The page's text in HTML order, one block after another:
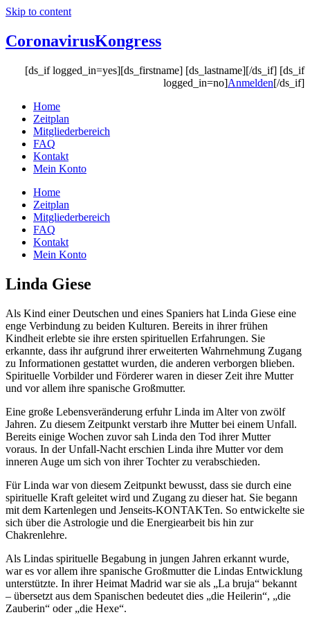
Skip to content
CoronavirusKongress
[ds_if logged_in=yes][ds_firstname] [ds_lastname][/ds_if] [ds_if
logged_in=no]Anmelden[/ds_if]
Home
Zeitplan
Mitgliederbereich
FAQ
Kontakt
Mein Konto
Home
Zeitplan
Mitgliederbereich
FAQ
Kontakt
Mein Konto
Linda Giese
Als Kind einer Deutschen und eines Spaniers hat Linda Giese eine
enge Verbindung zu beiden Kulturen. Bereits in ihrer frühen
Kindheit erlebte sie ihre ersten spirituellen Erfahrungen. Sie
erkannte, dass ihr aufgrund ihrer erweiterten Wahrnehmung Zugang
zu Informationen gestattet wurden, die anderen verborgen blieben.
Spirituelle Vorbilder und Förderer waren in dieser Zeit ihre Mutter
und vor allem ihre spanische Großmutter.
Eine große Lebensveränderung erfuhr Linda im Alter von zwölf
Jahren. Zu diesem Zeitpunkt verstarb ihre Mutter bei einem Unfall.
Bereits einige Wochen zuvor sah Linda den Tod ihrer Mutter
voraus. In der Unfall-Nacht erschien Linda ihre Mutter vor dem
inneren Auge um sich von ihrer Tochter zu verabschieden.
Für Linda war von diesem Zeitpunkt bewusst, dass sie durch eine
spirituelle Kraft geleitet wird und Zugang zu dieser hat. Sie begann
mit dem Kartenlegen und Jenseits-KONTAKTen. So entwickelte sie
sich über die Astrologie und die Energiearbeit bis hin zur
Chakrenlehre.
Als Lindas spirituelle Begabung in jungen Jahren erkannt wurde,
war es vor allem ihre spanische Großmutter die Lindas Entwicklung
unterstützte. In ihrer Heimat Madrid war sie als „La bruja“ bekannt
– übersetzt aus dem Spanischen bedeutet dies „die Heilerin“, „die
Zauberin“ oder „die Hexe“.